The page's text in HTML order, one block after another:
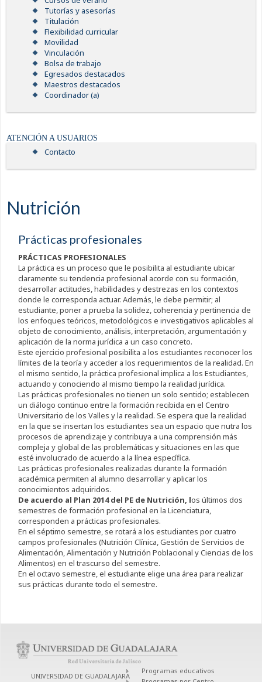
Tutorías y asesorías
Titulación
Flexibilidad curricular
Movilidad
Vinculación
Bolsa de trabajo
Egresados destacados
Maestros destacados
Coordinador (a)
ATENCIÓN A USUARIOS
Contacto
Nutrición
Prácticas profesionales
PRÁCTICAS PROFESIONALES
La práctica es un proceso que le posibilita al estudiante ubicar
claramente su tendencia profesional acorde con su formación,
desarrollar actitudes, habilidades y destrezas en los contextos
donde le corresponda actuar. Además, le debe permitir; al
estudiante, poner a prueba la solidez, coherencia y pertinencia de
los enfoques teóricos, metodológicos e investigativos aplicables al
objeto de conocimiento, análisis, interpretación, argumentación y
aplicación de la norma jurídica a un caso concreto.
Este ejercicio profesional posibilita a los estudiantes reconocer los
límites de la teoría y acceder a los requerimientos de la realidad. En
el mismo sentido, la práctica profesional implica a los Estudiantes,
actuando y conociendo al mismo tiempo la realidad jurídica.
Las prácticas profesionales no tienen un solo sentido; establecen
un diálogo continuo entre la formación recibida en el Centro
Universitario de los Valles y la realidad. Se espera que la realidad
en la que se insertan los estudiantes sea un espacio que nutra los
procesos de aprendizaje y contribuya a una comprensión más
compleja y global de las problemáticas y situaciones en las que
esté involucrado de acuerdo a la línea específica.
Las prácticas profesionales realizadas durante la formación
académica permiten al alumno desarrollar y aplicar los
conocimientos adquiridos.
De acuerdo al Plan 2014 del PE de Nutrición, los últimos dos
semestres de formación profesional en la Licenciatura,
corresponden a prácticas profesionales.
En el séptimo semestre, se rotará a los estudiantes por cuatro
campos profesionales (Nutrición Clínica, Gestión de Servicios de
Alimentación, Alimentación y Nutrición Poblacional y Ciencias de los
Alimentos) en el trascurso del semestre.
En el octavo semestre, el estudiante elige una área para realizar
sus prácticas durante todo el semestre.
UNIVERSIDAD DE GUADALAJARA
Programas educativos